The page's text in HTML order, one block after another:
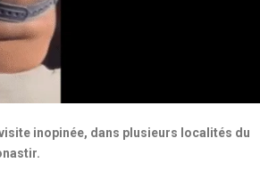
inopinée, dans plusieurs localités du